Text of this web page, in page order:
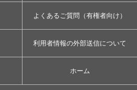
よくあるご質問（有権者向け）
利用者情報の外部送信について
ホーム